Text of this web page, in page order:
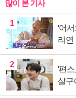
많이 본 기사
1
'어
라연
2
'편
살구